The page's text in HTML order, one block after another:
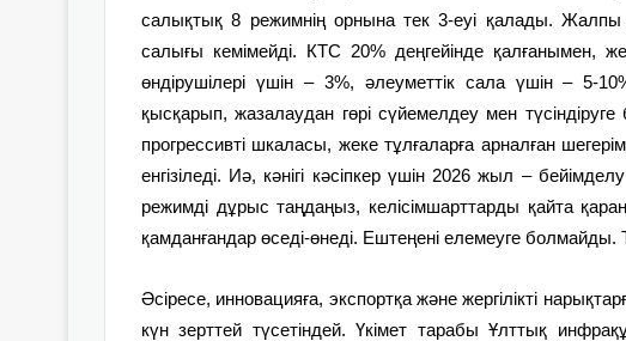
салықтық 8 режимнің орнына тек 3-еуі қалады. Жалпы
салығы кемімейді. КТС 20% деңгейінде қалғанымен,
өндірушілері үшін – 3%, әлеуметтік сала үшін – 5-
қысқарып, жазалаудан гөрі сүйемелдеу мен
прогрессивті шкаласы, жеке тұлғаларға арналған
енгізіледі. Иә, кәнігі кәсіпкер үшін 2026 жыл –
режимді дұрыс таңдаңыз, келісімшарттарды қайта
қамданғандар өседі-­өнеді. Ештеңені елемеуге болмайды.
Әсіресе, инновацияға, экспортқа және жергілікті
күн зерттей түсетіндей. Үкімет тарабы Ұлттық